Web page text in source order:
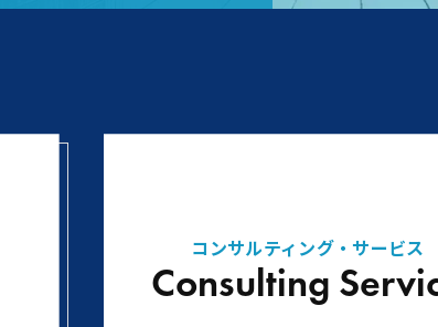
コンサルティング・サービス
Consulting